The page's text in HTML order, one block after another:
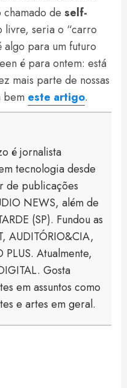
chamado de self-
livre, seria o “carro
para um futuro
é para ontem: está
mais parte de nossas
bem este artigo.
é jornalista
tecnologia desde
de publicações
NEWS, além de
(SP). Fundou as
AUDITÓRIO&CIA,
PLUS. Atualmente,
Gosta
em assuntos como
e artes em geral.